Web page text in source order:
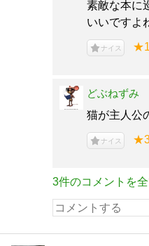
素敵な本に
いいですよ
ナイス ★1
どぶねずみ
猫が主人公
ナイス
3件のコメントを